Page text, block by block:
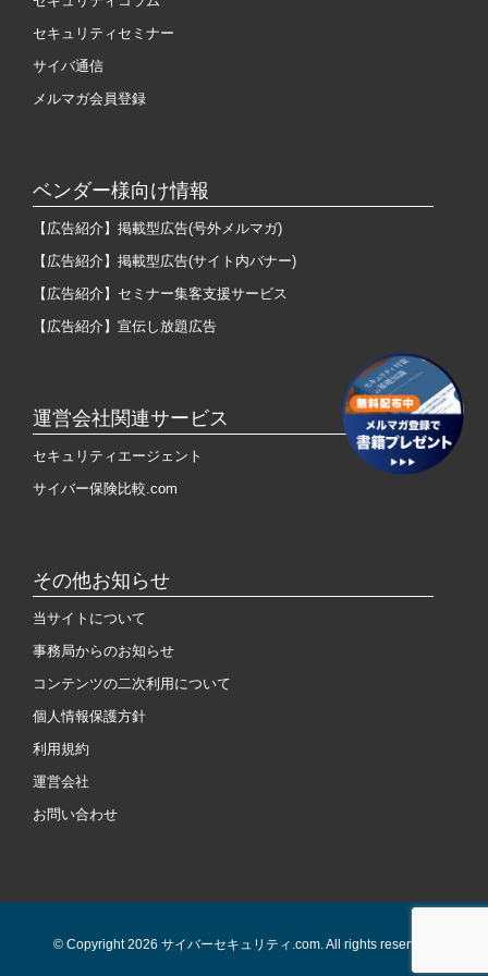
セキュリティセミナー
サイバ通信
メルマガ会員登録
ベンダー様向け情報
【広告紹介】掲載型広告(号外メルマガ)
【広告紹介】掲載型広告(サイト内バナー)
【広告紹介】セミナー集客支援サービス
【広告紹介】宣伝し放題広告
運営会社関連サービス
セキュリティエージェント
サイバー保険比較.com
その他お知らせ
当サイトについて
事務局からのお知らせ
コンテンツの二次利用について
個人情報保護方針
利用規約
運営会社
お問い合わせ
© Copyright 2026 サイバーセキュリティ.com. All rights reserved.